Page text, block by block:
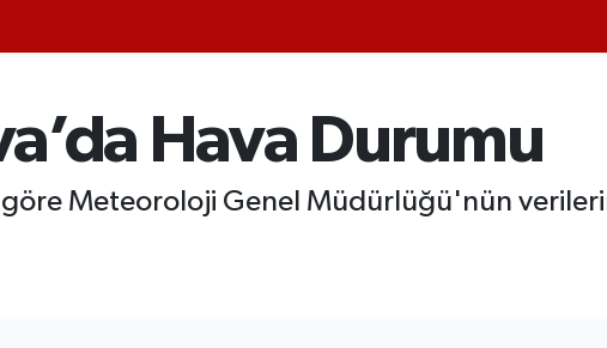
Hava Durumu
Meteoroloji Genel Müdürlüğü'nün